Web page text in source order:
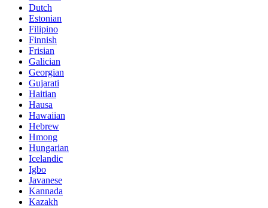
Dutch
Estonian
Filipino
Finnish
Frisian
Galician
Georgian
Gujarati
Haitian
Hausa
Hawaiian
Hebrew
Hmong
Hungarian
Icelandic
Igbo
Javanese
Kannada
Kazakh